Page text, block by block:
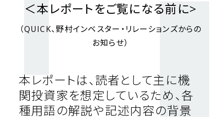
＜本レポートをご覧になる前に>
（QUICK、野村インベスター・リレーションズからの
お知らせ）
本レポートは、読者として主に機
関投資家を想定しているため、各
種用語の解説や記述内容の背景